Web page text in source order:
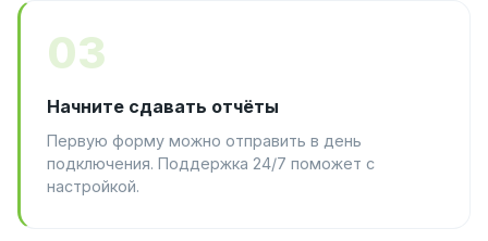
03
Начните сдавать отчёты
Первую форму можно отправить в день
подключения. Поддержка 24/7 поможет с
настройкой.